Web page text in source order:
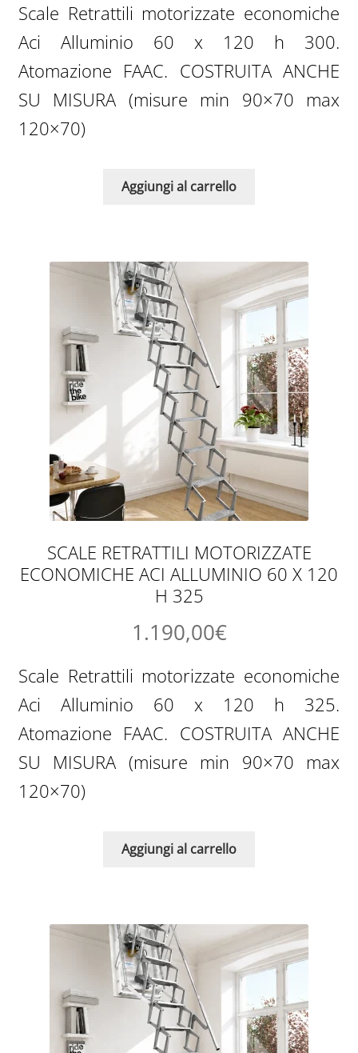
Scale Retrattili motorizzate economiche
Aci Alluminio 60 x 120 h 300.
Atomazione FAAC. COSTRUITA ANCHE
SU MISURA (misure min 90×70 max
120×70)
Aggiungi al carrello
SCALE RETRATTILI MOTORIZZATE
ECONOMICHE ACI ALLUMINIO 60 X 120
H 325
1.190,00€
Scale Retrattili motorizzate economiche
Aci Alluminio 60 x 120 h 325.
Atomazione FAAC. COSTRUITA ANCHE
SU MISURA (misure min 90×70 max
120×70)
Aggiungi al carrello